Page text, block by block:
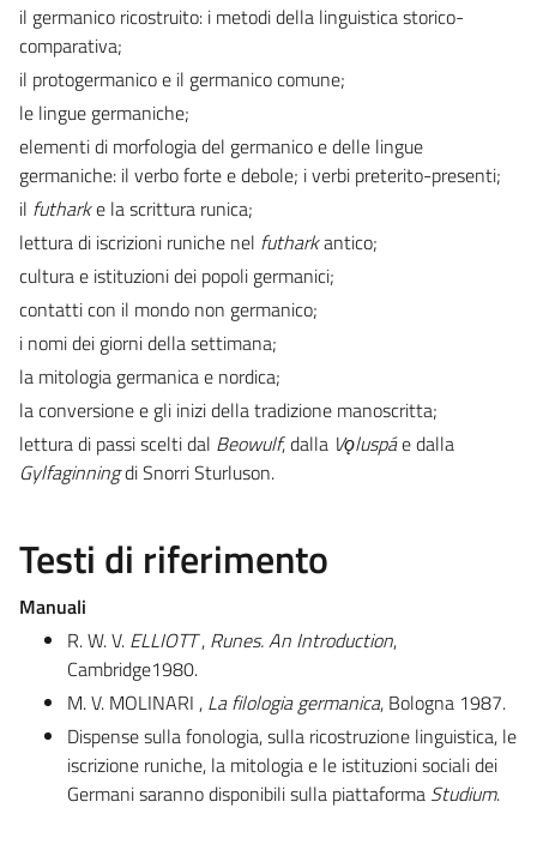
il germanico ricostruito: i metodi della linguistica storico-
comparativa;
il protogermanico e il germanico comune;
le lingue germaniche;
elementi di morfologia del germanico e delle lingue
germaniche: il verbo forte e debole; i verbi preterito-presenti;
il futharke la scrittura runica;
lettura di iscrizioni runiche nel futharkantico;
cultura e istituzioni dei popoli germanici;
contatti con il mondo non germanico;
i nomi dei giorni della settimana;
la mitologia germanica e nordica;
la conversione e gli inizi della tradizione manoscritta;
lettura di passi scelti dal Beowulf, dalla Vǫluspáe dalla
Gylfaginningdi Snorri Sturluson.
Testi di riferimento
Manuali
R. W. V. ELLIOTT, Runes.An Introduction,
Cambridge1980.
M. V. MOLINARI , La filologia germanica, Bologna 1987.
Dispense sulla fonologia, sulla ricostruzione linguistica, le
iscrizione runiche, la mitologia e le istituzioni sociali dei
Germani saranno disponibili sulla piattaforma Studium.